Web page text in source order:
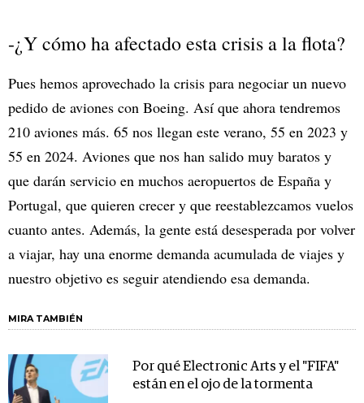
-¿Y cómo ha afectado esta crisis a la flota?
Pues hemos aprovechado la crisis para negociar un nuevo
pedido de aviones con Boeing. Así que ahora tendremos
210 aviones más. 65 nos llegan este verano, 55 en 2023 y
55 en 2024. Aviones que nos han salido muy baratos y
que darán servicio en muchos aeropuertos de España y
Portugal, que quieren crecer y que reestablezcamos vuelos
cuanto antes. Además, la gente está desesperada por volver
a viajar, hay una enorme demanda acumulada de viajes y
nuestro objetivo es seguir atendiendo esa demanda.
MIRA TAMBIÉN
Por qué Electronic Arts y el "FIFA"
están en el ojo de la tormenta